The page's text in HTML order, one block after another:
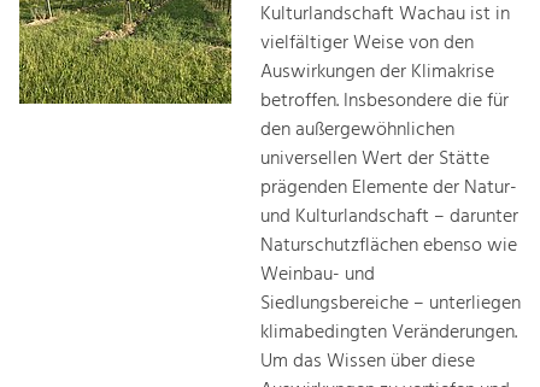
Kulturlandschaft Wachau ist in
vielfältiger Weise von den
Auswirkungen der Klimakrise
betroffen. Insbesondere die für
den außergewöhnlichen
universellen Wert der Stätte
prägenden Elemente der Natur-
und Kulturlandschaft – darunter
Naturschutzflächen ebenso wie
Weinbau- und
Siedlungsbereiche – unterliegen
klimabedingten Veränderungen.
Um das Wissen über diese